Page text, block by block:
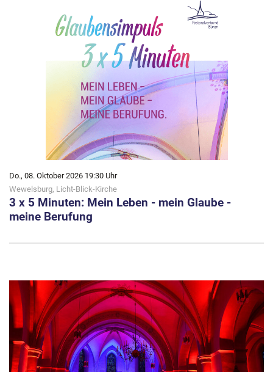
Do., 08. Oktober 2026 19:30 Uhr
Wewelsburg, Licht-Blick-Kirche
3 x 5 Minuten: Mein Leben - mein Glaube -
meine Berufung